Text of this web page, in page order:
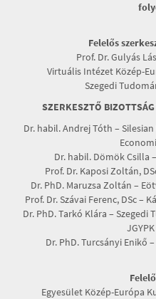
Felelős
Prof. Dr. Gulyás
Virtuális Intézet Közép-
Szegedi
SZERKESZTŐ
Dr. habil. Andrej Tóth –
Dr. habil. Dömök Csilla
Prof. Dr. Kaposi Zoltán,
Dr. PhD. Maruzsa Zoltán –
Prof. Dr. Szávai Ferenc, DSc –
Dr. PhD. Tarkó Klára –
Dr. PhD. Turcsányi Enikő
Egyesület Közép-Európa